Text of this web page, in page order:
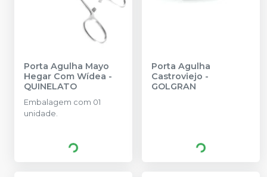
Porta Agulha Mayo
Hegar Com Wídea -
QUINELATO
Embalagem com 01
unidade.
Porta Agulha
Castroviejo -
GOLGRAN